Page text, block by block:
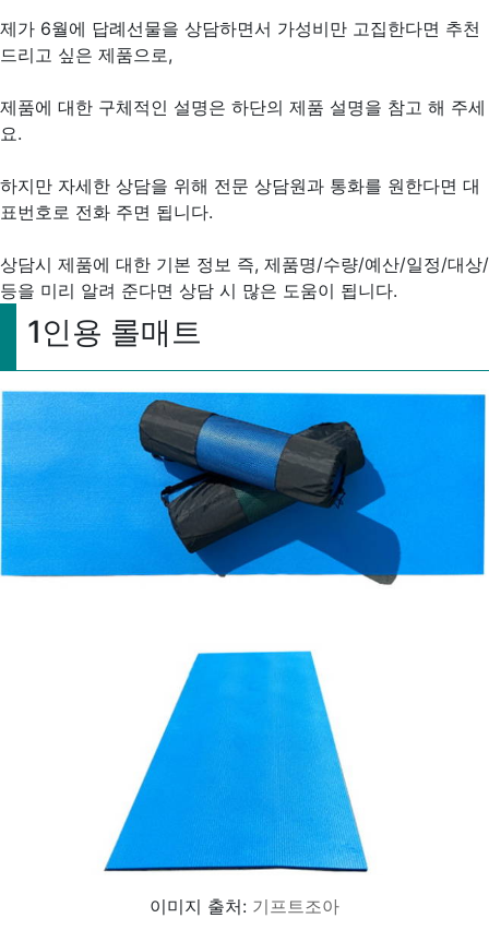
제가 6월에 답례선물을 상담하면서 가성비만 고집한다면 추천
드리고 싶은 제품으로,
제품에 대한 구체적인 설명은 하단의 제품 설명을 참고 해 주세
요.
하지만 자세한 상담을 위해 전문 상담원과 통화를 원한다면 대
표번호로 전화 주면 됩니다.
상담시 제품에 대한 기본 정보 즉, 제품명/수량/예산/일정/대상/
등을 미리 알려 준다면 상담 시 많은 도움이 됩니다.
1인용 롤매트
이미지 출처: 기프트조아